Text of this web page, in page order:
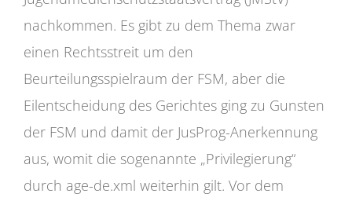
nachkommen. Es gibt zu dem Thema zwar
einen Rechtsstreit um den
Beurteilungsspielraum der FSM, aber die
Eilentscheidung des Gerichtes ging zu Gunsten
der FSM und damit der JusProg-Anerkennung
aus, womit die sogenannte „Privilegierung“
durch age-de.xml weiterhin gilt. Vor dem